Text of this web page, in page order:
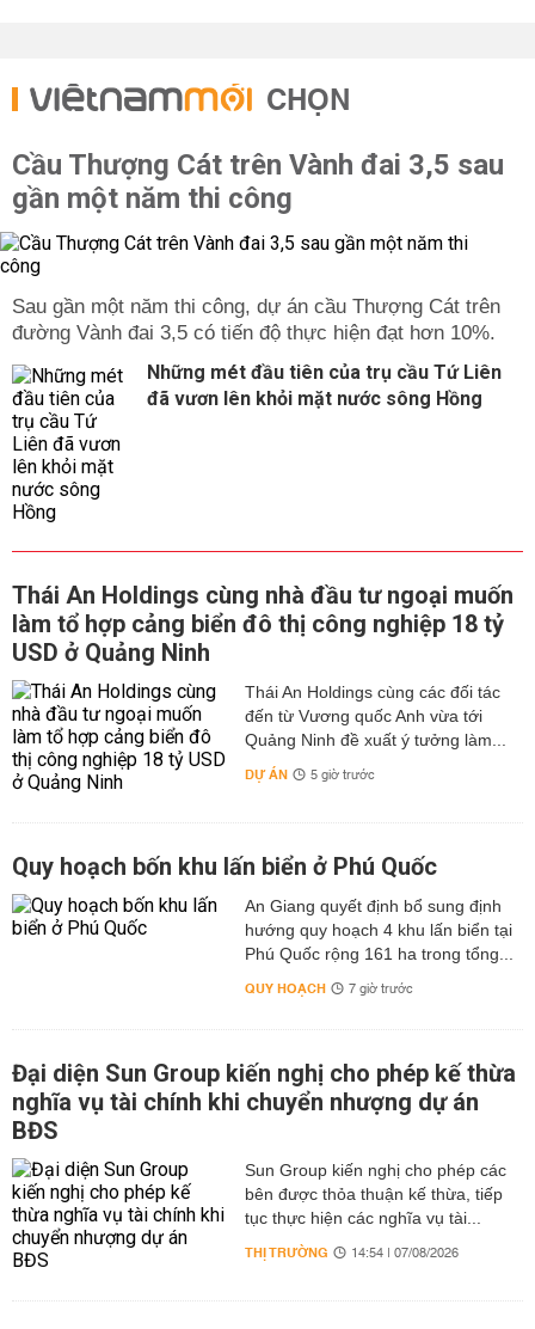
CHỌN
Cầu Thượng Cát trên Vành đai 3,5 sau
gần một năm thi công
Sau gần một năm thi công, dự án cầu Thượng Cát trên
đường Vành đai 3,5 có tiến độ thực hiện đạt hơn 10%.
Những mét đầu tiên của trụ cầu Tứ Liên
đã vươn lên khỏi mặt nước sông Hồng
Thái An Holdings cùng nhà đầu tư ngoại muốn
làm tổ hợp cảng biển đô thị công nghiệp 18 tỷ
USD ở Quảng Ninh
Thái An Holdings cùng các đối tác
đến từ Vương quốc Anh vừa tới
Quảng Ninh đề xuất ý tưởng làm...
DỰ ÁN 5 giờ trước
Quy hoạch bốn khu lấn biển ở Phú Quốc
An Giang quyết định bổ sung định
hướng quy hoạch 4 khu lấn biển tại
Phú Quốc rộng 161 ha trong tổng...
QUY HOẠCH 7 giờ trước
Đại diện Sun Group kiến nghị cho phép kế thừa
nghĩa vụ tài chính khi chuyển nhượng dự án
BĐS
Sun Group kiến nghị cho phép các
bên được thỏa thuận kế thừa, tiếp
tục thực hiện các nghĩa vụ tài...
THỊ TRƯỜNG 14:54 | 07/08/2026